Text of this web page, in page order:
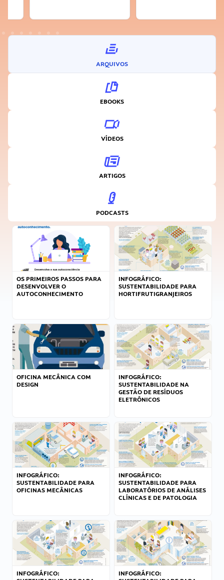
ARQUIVOS
EBOOKS
VÍDEOS
ARTIGOS
PODCASTS
OS PRIMEIROS PASSOS PARA
DESENVOLVER O
AUTOCONHECIMENTO
INFOGRÁFICO:
SUSTENTABILIDADE PARA
HORTIFRUTIGRANJEIROS
OFICINA MECÂNICA COM
DESIGN
INFOGRÁFICO:
SUSTENTABILIDADE NA
GESTÃO DE RESÍDUOS
ELETRÔNICOS
INFOGRÁFICO:
SUSTENTABILIDADE PARA
OFICINAS MECÂNICAS
INFOGRÁFICO:
SUSTENTABILIDADE PARA
LABORATÓRIOS DE ANÁLISES
CLÍNICAS E DE PATOLOGIA
INFOGRÁFICO:
INFOGRÁFICO: